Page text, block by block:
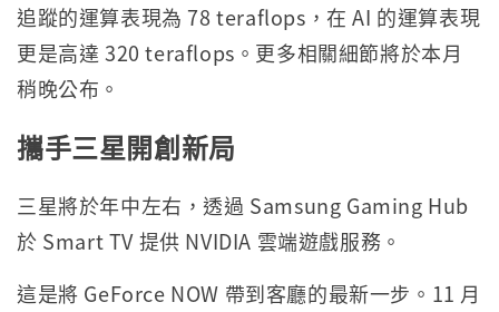
追蹤的運算表現為 78 teraflops，在 AI 的運算表現
更是高達 320 teraflops。更多相關細節將於本月
稍晚公布。
攜手三星開創新局
三星將於年中左右，透過 Samsung Gaming Hub
於 Smart TV 提供 NVIDIA 雲端遊戲服務。
這是將 GeForce NOW 帶到客廳的最新一步。11 月